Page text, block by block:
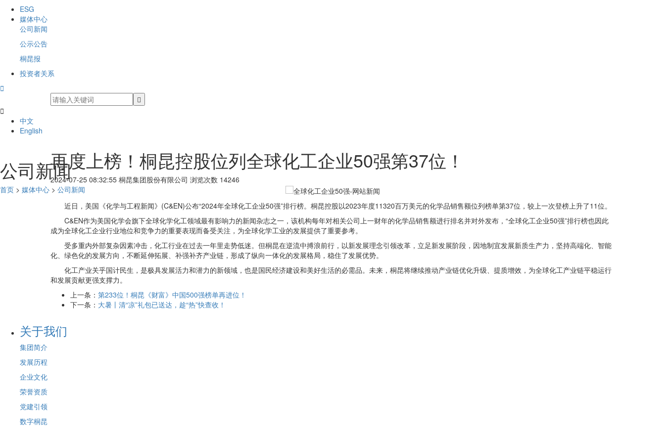
ESG
媒体中心
公司新闻
公示公告
桐昆报
投资者关系


中文
English
公司新闻
首页 > 媒体中心 > 公司新闻
再度上榜！桐昆控股位列全球化工企业50强第37位！
2024-07-25 08:32:55 桐昆集团股份有限公司 浏览次数 14246
近日，美国《化学与工程新闻》(C&EN)公布“2024年全球化工企业50强”排行榜。桐昆控股以2023年度11320百万美元的化学品销售额位列榜单第37位，较上一次登榜上升了11位。
C&EN作为美国化学会旗下全球化学化工领域最有影响力的新闻杂志之一，该机构每年对相关公司上一财年的化学品销售额进行排名并对外发布，“全球化工企业50强”排行榜也因此
成为全球化工企业行业地位和竞争力的重要表现而备受关注，为全球化学工业的发展提供了重要参考。
受多重内外部复杂因素冲击，化工行业在过去一年里走势低迷。但桐昆在逆流中搏浪前行，以新发展理念引领改革，立足新发展阶段，因地制宜发展新质生产力，坚持高端化、智能
化、绿色化的发展方向，不断延伸拓展、补强补齐产业链，形成了纵向一体化的发展格局，稳住了发展优势。
化工产业关乎国计民生，是极具发展活力和潜力的新领域，也是国民经济建设和美好生活的必需品。未来，桐昆将继续推动产业链优化升级、提质增效，为全球化工产业链平稳运行
和发展贡献更强支撑力。
上一条： 第233位！桐昆《财富》中国500强榜单再进位！
下一条： 大暑丨清“凉”礼包已送达，趁“热”快查收！
关于我们
集团简介
发展历程
企业文化
荣誉资质
党建引领
数字桐昆